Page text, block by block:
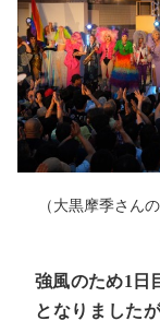
（大黒摩季さん
強風のため1日
となりました